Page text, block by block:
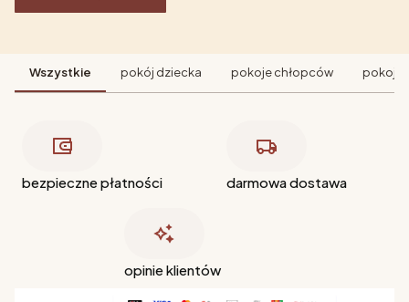
Wszystkie pokój dziecka pokoje chłopców pokoje
bezpieczne płatności darmowa dostawa
opinie klientów